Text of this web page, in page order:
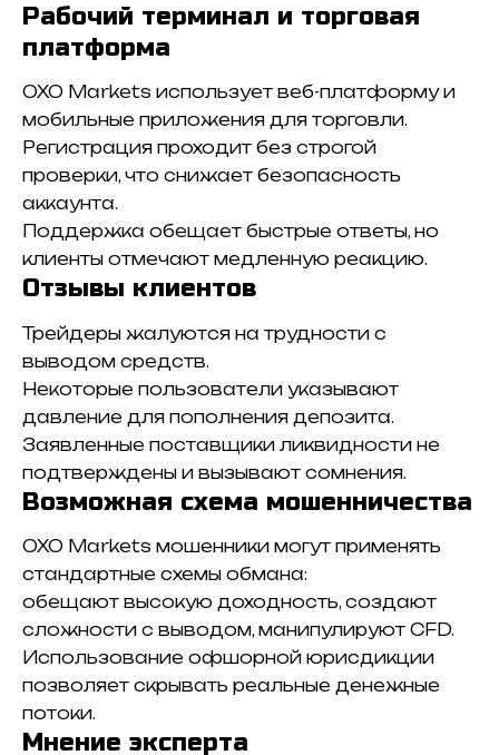
Рабочий терминал и торговая
платформа
OXO Markets использует веб-платформу и
мобильные приложения для торговли.
Регистрация проходит без строгой
проверки, что снижает безопасность
аккаунта.
Поддержка обещает быстрые ответы, но
клиенты отмечают медленную реакцию.
Отзывы клиентов
Трейдеры жалуются на трудности с
выводом средств.
Некоторые пользователи указывают
давление для пополнения депозита.
Заявленные поставщики ликвидности не
подтверждены и вызывают сомнения.
Возможная схема мошенничества
OXO Markets мошенники могут применять
стандартные схемы обмана:
обещают высокую доходность, создают
сложности с выводом, манипулируют CFD.
Использование офшорной юрисдикции
позволяет скрывать реальные денежные
потоки.
Мнение эксперта